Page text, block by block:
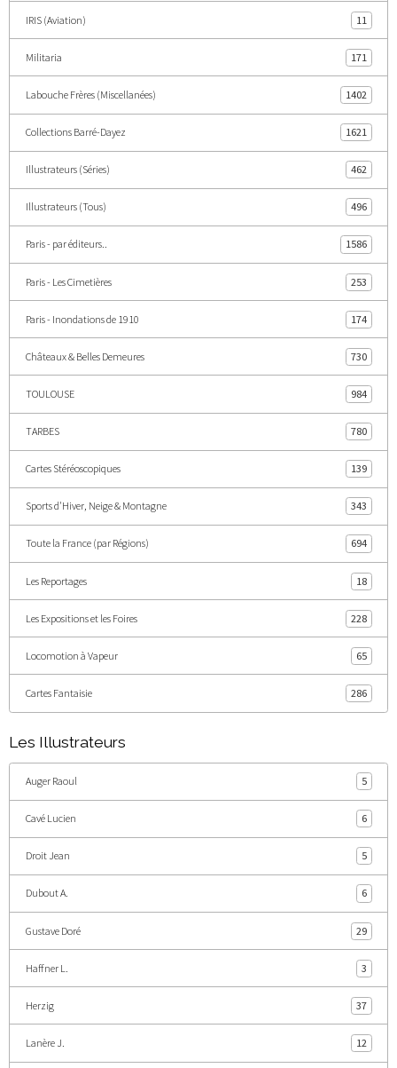
IRIS (Aviation) 11
Militaria 171
Labouche Frères (Miscellanées) 1402
Collections Barré-Dayez 1621
Illustrateurs (Séries) 462
Illustrateurs (Tous) 496
Paris - par éditeurs.. 1586
Paris - Les Cimetières 253
Paris - Inondations de 1910 174
Châteaux & Belles Demeures 730
TOULOUSE 984
TARBES 780
Cartes Stéréoscopiques 139
Sports d'Hiver, Neige & Montagne 343
Toute la France (par Régions) 694
Les Reportages 18
Les Expositions et les Foires 228
Locomotion à Vapeur 65
Cartes Fantaisie 286
Les Illustrateurs
Auger Raoul 5
Cavé Lucien 6
Droit Jean 5
Dubout A. 6
Gustave Doré 29
Haffner L. 3
Herzig 37
Lanère J. 12